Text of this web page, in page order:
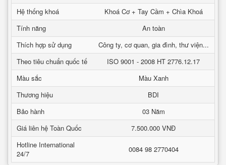
Hệ thống khoá
Khoá Cơ + Tay Cầm + Chìa Khoá
Tính năng
An toàn
Thích hợp sử dụng
Công ty, cơ quan, gia đình, thư viện...
Theo tiêu chuẩn quốc tế
ISO 9001 - 2008 HT 2776.12.17
Màu sắc
Màu Xanh
Thương hiệu
BDI
Bảo hành
03 Năm
Giá liên hệ Toàn Quốc
7.500.000 VNĐ
Hotline International
24/7
0084 98 2770404